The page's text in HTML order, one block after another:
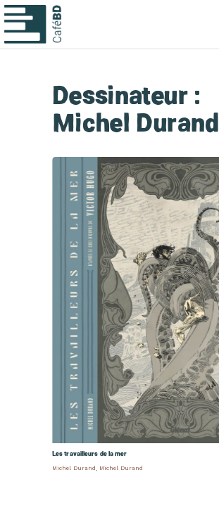
Dessinateur :
Michel Durand
Les travailleurs de la mer
Michel Durand Michel Durand